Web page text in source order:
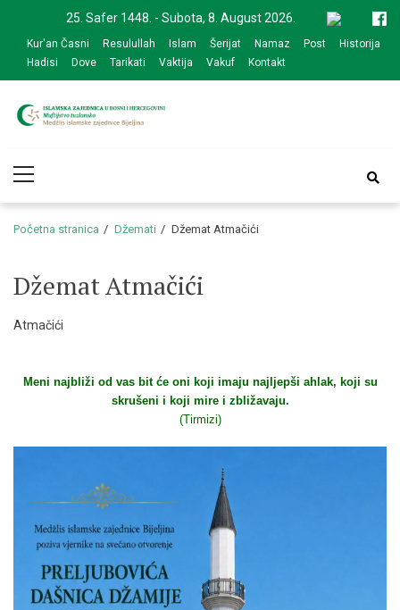
navigation
content
25. Safer 1448. - Subota, 8. August 2026.
Kur'an Časni Resulullah Islam Šerijat Namaz Post
Historija
Hadisi
Dove Tarikati Vaktija Vakuf Kontakt
zajednice Bijeljina
Menu
Početna stranica Džemati Džemat Atmačići
Džemat Atmačići
Atmačići
Meni najbliži od vas bit će oni koji imaju najljepši ahlak, koji su
skrušeni i koji mire i zbližavaju.
(Tirmizi)